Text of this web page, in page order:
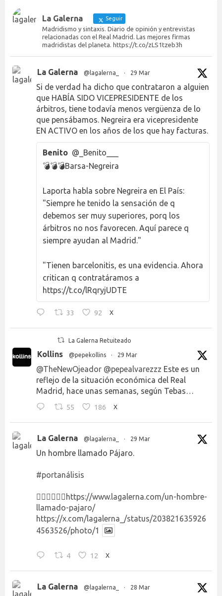
La Galerna Seguir
Madridismo y sintaxis. Diario de opinión y entrevistas
relacionadas con el Real Madrid. Las mejores firmas
madridistas del planeta. https://t.co/zLS1tzeb3h
La Galerna @lagalerna_ · 29 Mar
Si de verdad ha dicho que contrataron a alguien
que HABÍA SIDO VICEPRESIDENTE de los
árbitros, tiene todavía menos vergüenza de lo
que pensábamos. Negreira era vicepresidente
EN ACTIVO en los años de los que hay facturas.
Benito @_Benito___
💣💣💣Barsa-Negreira
Laporta habla sobre Negreira en El País:
"Siempre he tenido la sensación de q
debemos ser muy superiores, porq los
árbitros no nos favorecen. Aquí parece q
siempre ayudan al Madrid."
"Tienen barcelonitis, es una evidencia. Ahora
critican q contratáramos a
https://t.co/lRqryjUDTE
33 92 X
La Galerna Retuiteado
Kollins @pepekollins · 29 Mar
@TheNewOjeador @pepealvarezzz Este es un
reflejo de la situación económica del Real
Madrid, hace unas semanas, según Tebas…
55 186 X
La Galerna @lagalerna_ · 29 Mar
Un hombre llamado Pájaro.
#portanálisis
👉🏻👉🏻👉🏻 https://www.lagalerna.com/un-hombre-
llamado-pajaro/
https://x.com/lagalerna_/status/203821635926
4563526/photo/1
4 12 X
La Galerna @lagalerna_ · 28 Mar